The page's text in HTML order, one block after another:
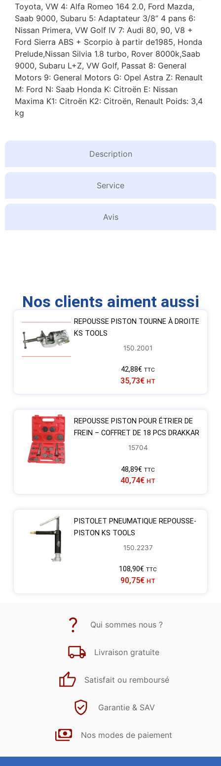
Description
Service
Avis
Toyota, VW 4: Alfa Romeo 164 2.0, Ford Mazda,
Saab 9000, Subaru 5: Adaptateur 3/8” 4 pans 6:
Nissan Primera, VW Golf IV 7: Audi 80, 90, V8 +
Ford Sierra ABS + Scorpio à partir de1985, Honda
Prelude,Nissan Silvia 1.8 turbo, Rover 8000k,Saab
9000, Subaru L+Z, VW Golf, Passat 8: General
Motors 9: General Motors G: Opel Astra Z: Renault
M: Ford N: Saab Honda K: Citroën E: Nissan
Maxima K1: Citroën K2: Citroën, Renault Poids: 3,4
kg
Nos clients aiment aussi
REPOUSSE PISTON TOURNE À DROITE
KS TOOLS
150.2001
42,88€ TTC
35,73€ HT
REPOUSSE PISTON POUR ÉTRIER DE
FREIN – COFFRET DE 18 PCS DRAKKAR
15704
48,89€ TTC
40,74€ HT
PISTOLET PNEUMATIQUE REPOUSSE-
PISTON KS TOOLS
150.2237
108,90€ TTC
90,75€ HT
Qui sommes nous ?
Livraison gratuite
Satisfait ou remboursé
Garantie & SAV
Nos modes de paiement